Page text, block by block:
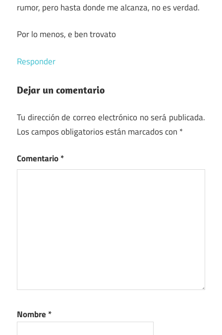
rumor, pero hasta donde me alcanza, no es verdad.
Por lo menos, e ben trovato
Responder
Dejar un comentario
Tu dirección de correo electrónico no será publicada.
Los campos obligatorios están marcados con *
Comentario*
Nombre *